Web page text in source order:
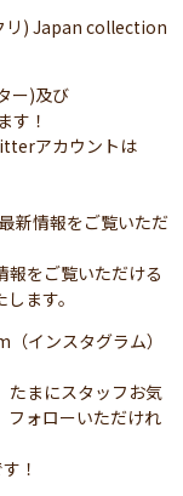
リ) Japan collection
ー)及び
す！
アカウントは
新情報をご覧いただ
報をご覧いただける
ます。
インスタグラム）
たまにスタッフお気
フォローいただけれ
！